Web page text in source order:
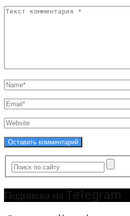
Подписка на Telegram